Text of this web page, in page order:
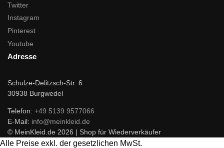
Twitter
Instagram
Pinterest
Youtube
Adresse
Schulze-Delitzsch-Str. 6
30938 Burgwedel
Telefon: +49 5139 9577066
E-Mail: info@meinkleid.de
© MeinKleid.de 2026 | Shop für Wiederverkäufer
Alle Preise exkl. der gesetzlichen MwSt.